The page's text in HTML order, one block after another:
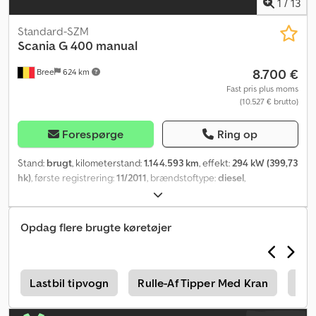
1 / 13
Bree 624 km
Standard-SZM
ScaniaG 400 manual
8.700 €
Fast pris plus moms
(10.527 € brutto)
Forespørge Ring op
Stand: brugt, kilometerstand:1.144.593 km, effekt:294 kW (399,73
hk), første registrering:11/2011, brændstoftype:diesel,
, dækkets tilstand:
akslekonfiguration:4x2, akselafstand:3.700 mm, brændstof:
diesel
, geartype: mekanisk , antal gear:
affjedring:
, samlet længde:
, = Yderligere
muligheder og tilbehør = - Digital fartskriver - Radio/CD-afspiller -
Solskærm = Yderligere informationer = Dækstørrelse: 315/80R22.5
Dækprofil: 25% Foraksel: Styret; Affjedring: Bladaffjedring
Bagaksel: Affjedring: Luftaffjedring Motorstørrelse: 12.740 cc
Opdag flere brugte køretøjer
Lastbil tipvogn Rulle-Af Tipper Med Kran